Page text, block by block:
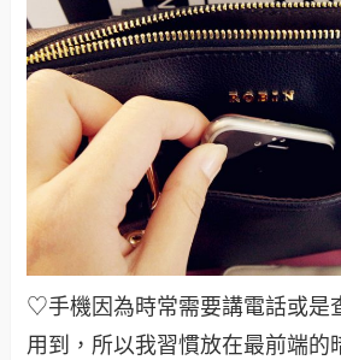
♡手機因為時常需要講電話或是
用到，所以我習慣放在最前端的